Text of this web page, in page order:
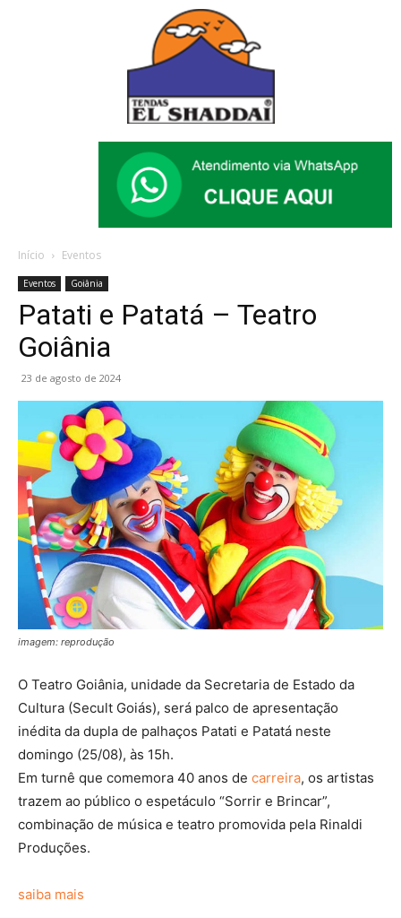
Início Eventos
Eventos Goiânia
Patati e Patatá – Teatro
Goiânia
23 de agosto de 2024
imagem: reprodução
O Teatro Goiânia, unidade da Secretaria de Estado da
Cultura (Secult Goiás), será palco de apresentação
inédita da dupla de palhaços Patati e Patatá neste
domingo (25/08), às 15h.
Em turnê que comemora 40 anos de carreira, os artistas
trazem ao público o espetáculo “Sorrir e Brincar”,
combinação de música e teatro promovida pela Rinaldi
Produções.
saiba mais